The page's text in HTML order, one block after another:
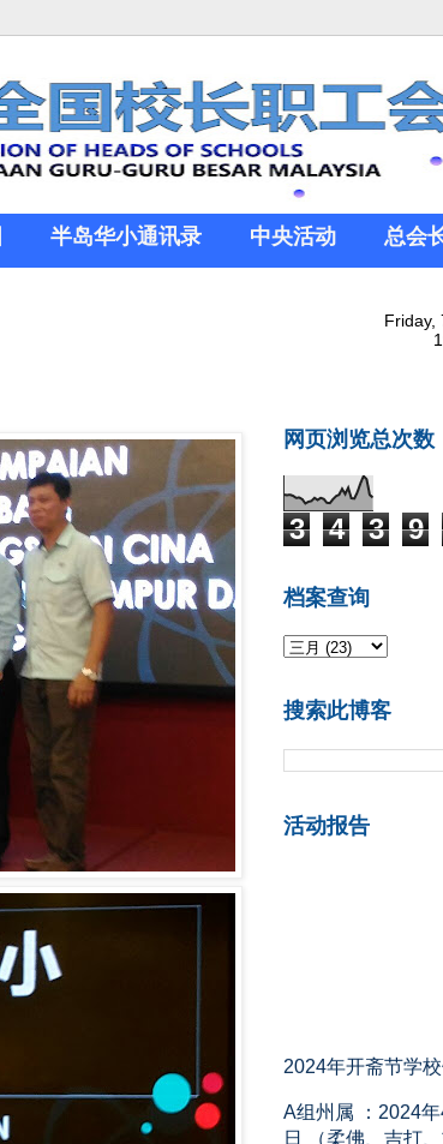
半岛华小通讯录 中央活动 总会
网页浏览总次数
3 4 3 9
档案查询
搜索此博客
活动报告
A组州属 ：2024年
楼）